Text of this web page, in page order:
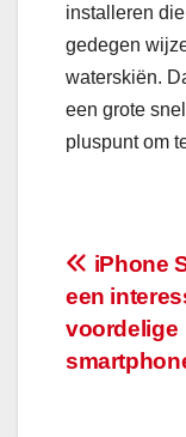
installeren
gedegen
waterskiën.
een grote
pluspunt om
iPhone
een
voordelige